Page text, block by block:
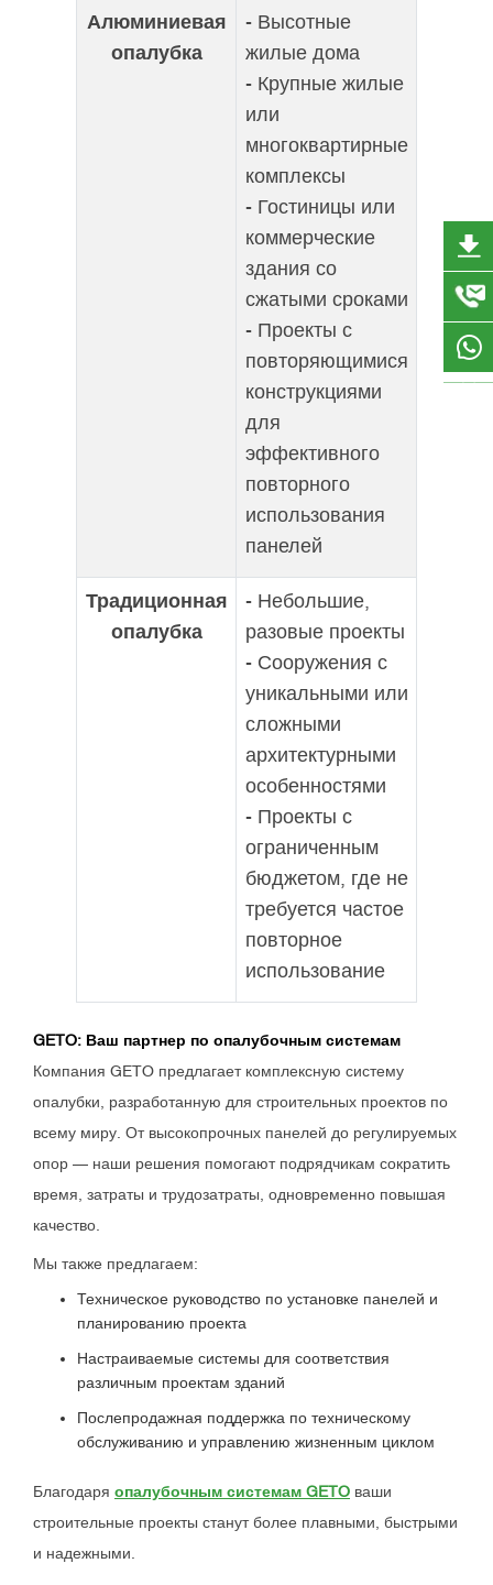
Алюминиевая
опалубка
- Высотные
жилые дома
- Крупные жилые
или
многоквартирные
комплексы
- Гостиницы или
коммерческие
здания со
сжатыми сроками
- Проекты с
повторяющимися
конструкциями
для
эффективного
повторного
использования
панелей
Традиционная
опалубка
- Небольшие,
разовые проекты
- Сооружения с
уникальными или
сложными
архитектурными
особенностями
- Проекты с
ограниченным
бюджетом, где не
требуется частое
повторное
использование
GETO: Ваш партнер по опалубочным системам
Компания GETO предлагает комплексную систему
опалубки, разработанную для строительных проектов по
всему миру. От высокопрочных панелей до регулируемых
опор — наши решения помогают подрядчикам сократить
время, затраты и трудозатраты, одновременно повышая
качество.
Мы также предлагаем:
Техническое руководство по установке панелей и
планированию проекта
Настраиваемые системы для соответствия
различным проектам зданий
Послепродажная поддержка по техническому
обслуживанию и управлению жизненным циклом
Благодаря опалубочным системам GETO ваши
строительные проекты станут более плавными, быстрыми
и надежными.